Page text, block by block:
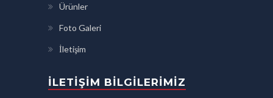
Ürünler
Foto Galeri
İletişim
İLETIŞIM BILGILERIMIZ